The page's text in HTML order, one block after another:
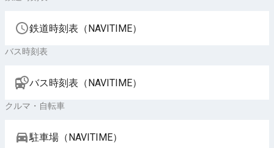
鉄道時刻表（NAVITIME）
バス時刻表
バス時刻表（NAVITIME）
クルマ・自転車
駐車場（NAVITIME）